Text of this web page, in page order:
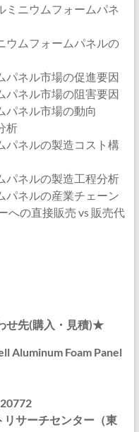
ミニウムフォームパネ
ウムフォームパネルの
パネル市場の促進要因
パネル市場の阻害要因
パネル市場の動向
析
パネルの製造コスト構
パネルの製造工程分析
パネルの産業チェーン
への直接販売 vs 販売代
せ先(購入・見積)★
Aluminum Foam Panel
サーチセンター（東